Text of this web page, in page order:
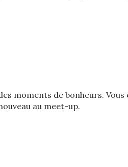
moments de bonheurs. Vous
au meet-up.